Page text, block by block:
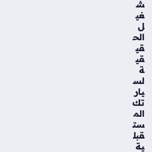
ش
غي
ل
الح
قي
قي
ة
لس
يار
تك
الم
ست
قبل
ية